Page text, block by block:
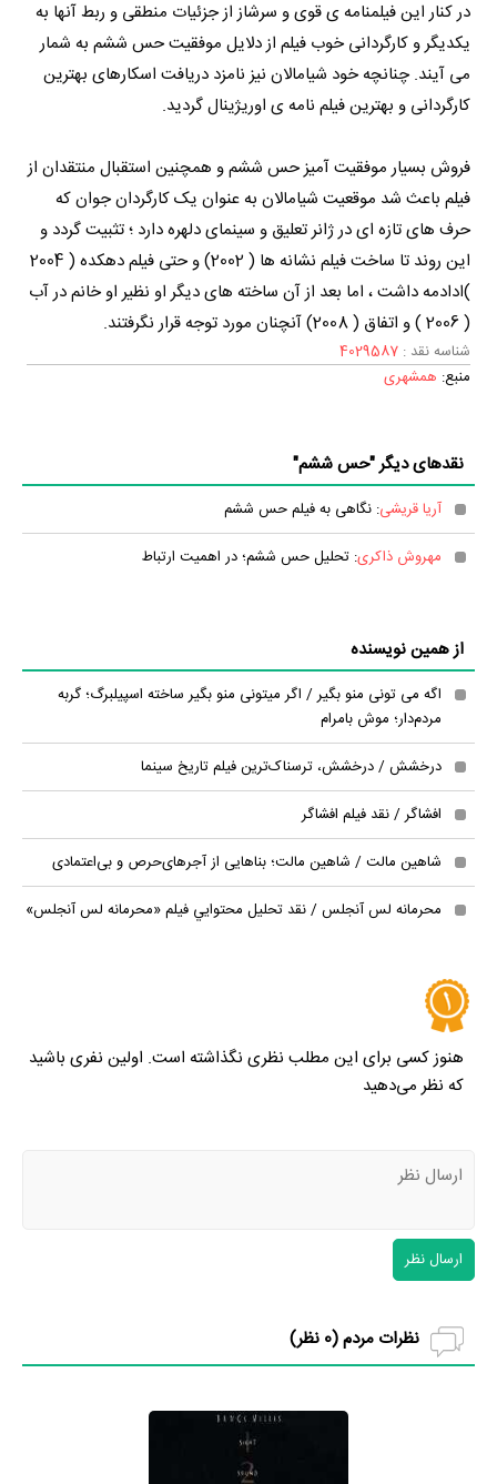
در کنار این فیلمنامه ی قوی و سرشاز از جزئیات منطقی و ربط آنها به
یکدیگر و کارگردانی خوب فیلم از دلایل موفقیت حس ششم به شمار
می آیند. چنانچه خود شیامالان نیز نامزد دریافت اسکارهای بهترین
کارگردانی و بهترین فیلم نامه ی اوریژینال گردید.
فروش بسیار موفقیت آمیز حس ششم و همچنین استقبال منتقدان از
فیلم باعث شد موقعیت شیامالان به عنوان یک کارگردان جوان که
حرف های تازه ای در ژانر تعلیق و سینمای دلهره دارد ؛ تثبیت گردد و
این روند تا ساخت فیلم نشانه ها ( 2002) و حتی فیلم دهکده ( 2004
)ادادمه داشت ، اما بعد از آن ساخته های دیگر او نظیر او خانم در آب
( 2006 ) و اتفاق ( 2008) آنچنان مورد توجه قرار نگرفتند.
شناسه نقد : 4029587
منبع: همشهری
نقدهای دیگر "حس ششم"
آریا قریشی: نگاهی به فیلم حس ششم
مهروش ذاکری: تحلیل حس ششم؛ در اهمیت ارتباط
از همین نویسنده
اگه می تونی منو بگیر / اگر میتونی منو بگیر ساخته اسپیلبرگ؛ گربه‌
مردم‌دار؛ موش‌ بامرام
درخشش / درخشش، ترسناک‌ترین فیلم تاریخ سینما
افشاگر / نقد فیلم افشاگر
شاهین مالت / شاهین مالت؛ بناهایی از آجرهای‌حرص و بی‌اعتمادی
محرمانه لس آنجلس / نقد تحليل محتوايي فيلم «محرمانه لس آنجلس»
هنوز کسی برای این مطلب نظری نگذاشته است. اولین نفری باشید
که نظر می‌دهید
ارسال نظر
نظرات مردم (0 نظر)